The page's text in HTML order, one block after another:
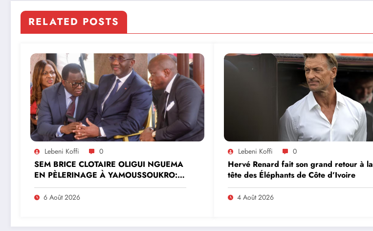
RELATED POSTS
Lebeni Koffi 0
SEM BRICE CLOTAIRE OLIGUI NGUEMA
EN PÈLERINAGE À YAMOUSSOUKRO:LE
MINISTRE PAULIN CLAUDE DANHO
PREND PART À LA CÉRÉMONIE
6 Août 2026
Lebeni Koffi 0
Hervé Renard fait son grand retour à la
tête des Éléphants de Côte d’Ivoire
4 Août 2026